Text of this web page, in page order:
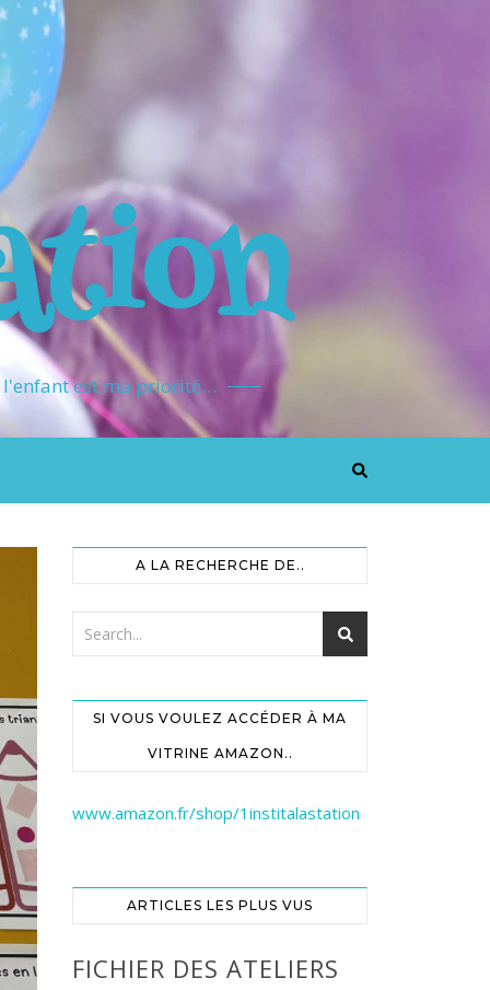
l'enfant est ma priorité…
A LA RECHERCHE DE..
SI VOUS VOULEZ ACCÉDER À MA
VITRINE AMAZON..
www.amazon.fr/shop/1institalastation
ARTICLES LES PLUS VUS
FICHIER DES ATELIERS